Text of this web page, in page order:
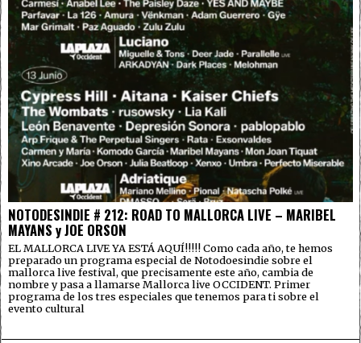
NOTODESINDIE # 212: ROAD TO MALLORCA LIVE – MARIBEL
MAYANS y JOE ORSON
EL MALLORCA LIVE YA ESTÁ AQUÍ!!!!! Como cada año, te hemos
preparado un programa especial de Notodoesindie sobre el
mallorca live festival, que precisamente este año, cambia de
nombre y pasa a llamarse Mallorca live OCCIDENT. Primer
programa de los tres especiales que tenemos para ti sobre el
evento cultural